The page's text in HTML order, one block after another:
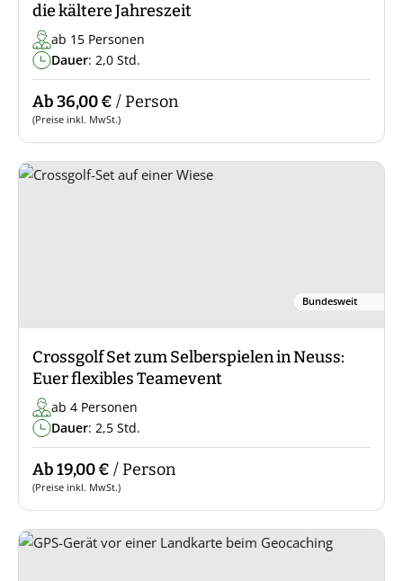
die kältere Jahreszeit
ab 15 Personen
Dauer: 2,0 Std.
Ab 36,00 € / Person
(Preise inkl. MwSt.)
Bundesweit
Crossgolf Set zum Selberspielen in Neuss:
Euer flexibles Teamevent
ab 4 Personen
Dauer: 2,5 Std.
Ab 19,00 € / Person
(Preise inkl. MwSt.)